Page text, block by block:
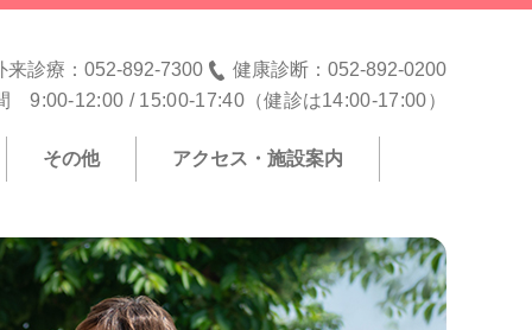
来診療：052-892-7300
健康診断：052-892-0200
9:00-12:00 / 15:00-17:40（健診は14:00-17:00）
その他 アクセス・施設案内